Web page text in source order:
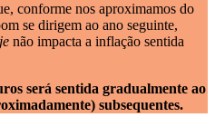
conforme nos aproximamos do
se dirigem ao ano seguinte,
não impacta a inflação sentida
será sentida gradualmente ao
subsequentes.